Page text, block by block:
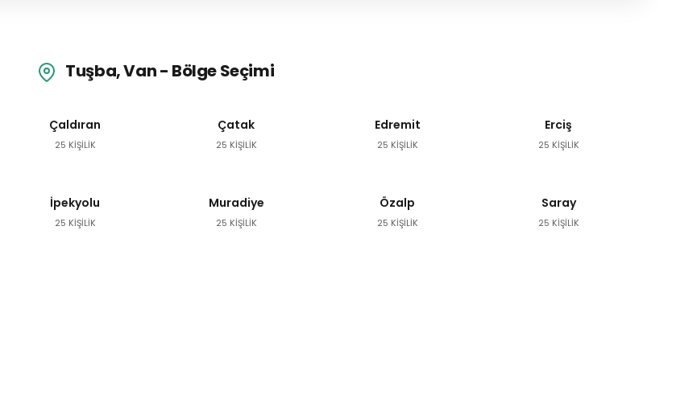
Tuşba, Van - Bölge Seçimi
Çaldıran
25 KİŞİLİK
Çatak
25 KİŞİLİK
Edremit
25 KİŞİLİK
Erciş
25 KİŞİLİK
İpekyolu
25 KİŞİLİK
Muradiye
25 KİŞİLİK
Özalp
25 KİŞİLİK
Saray
25 KİŞİLİK